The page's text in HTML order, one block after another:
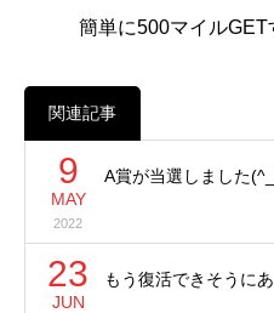
簡単に500マイル
関連記事
9
MAY
2022
A賞が当選しました
23
JUN
もう復活できそうに